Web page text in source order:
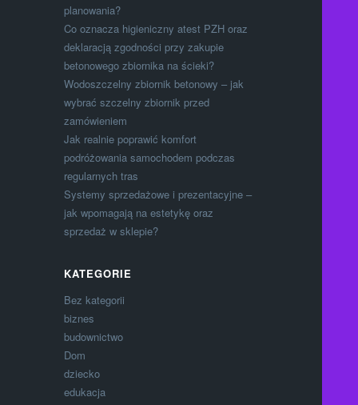
planowania?
Co oznacza higieniczny atest PZH oraz
deklaracją zgodności przy zakupie
betonowego zbiornika na ścieki?
Wodoszczelny zbiornik betonowy – jak
wybrać szczelny zbiornik przed
zamówieniem
Jak realnie poprawić komfort
podróżowania samochodem podczas
regularnych tras
Systemy sprzedażowe i prezentacyjne –
jak wpomagają na estetykę oraz
sprzedaż w sklepie?
KATEGORIE
Bez kategorii
biznes
budownictwo
Dom
dziecko
edukacja